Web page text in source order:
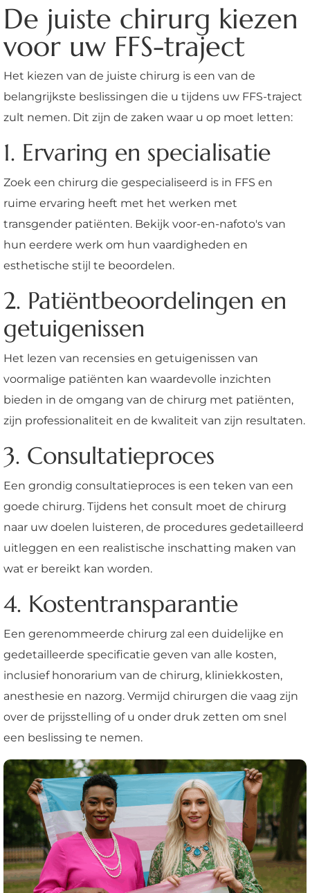
De juiste chirurg kiezen
voor uw FFS-traject
Het kiezen van de juiste chirurg is een van de
belangrijkste beslissingen die u tijdens uw FFS-traject
zult nemen. Dit zijn de zaken waar u op moet letten:
1. Ervaring en specialisatie
Zoek een chirurg die gespecialiseerd is in FFS en
ruime ervaring heeft met het werken met
transgender patiënten. Bekijk voor-en-nafoto's van
hun eerdere werk om hun vaardigheden en
esthetische stijl te beoordelen.
2. Patiëntbeoordelingen en
getuigenissen
Het lezen van recensies en getuigenissen van
voormalige patiënten kan waardevolle inzichten
bieden in de omgang van de chirurg met patiënten,
zijn professionaliteit en de kwaliteit van zijn resultaten.
3. Consultatieproces
Een grondig consultatieproces is een teken van een
goede chirurg. Tijdens het consult moet de chirurg
naar uw doelen luisteren, de procedures gedetailleerd
uitleggen en een realistische inschatting maken van
wat er bereikt kan worden.
4. Kostentransparantie
Een gerenommeerde chirurg zal een duidelijke en
gedetailleerde specificatie geven van alle kosten,
inclusief honorarium van de chirurg, kliniekkosten,
anesthesie en nazorg. Vermijd chirurgen die vaag zijn
over de prijsstelling of u onder druk zetten om snel
een beslissing te nemen.